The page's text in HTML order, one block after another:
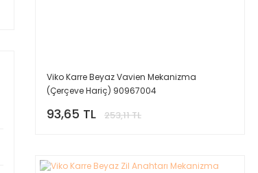
Viko Karre Beyaz Vavien Mekanizma
(Çerçeve Hariç) 90967004
93,65 TL 253,11 TL